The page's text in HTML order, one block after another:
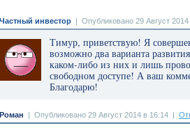
Частный инвестор | Опубликовано 29 Август
Тимур, приветствую! Я
возможно два варианта
каком-либо из них и лишь
свободном доступе! А ваш
Благодарю!
Роман | Опубликовано 29 Август 2014 в 16:14 |